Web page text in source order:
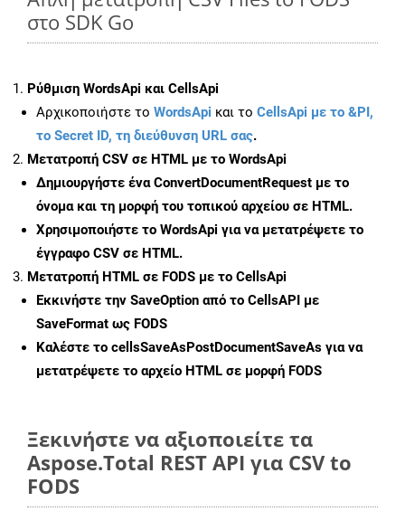
στο SDK Go
Ρύθμιση WordsApi και CellsApi
Αρχικοποιήστε το WordsApi και το CellsApi με το &PI,
το Secret ID, τη διεύθυνση URL σας.
Μετατροπή CSV σε HTML με το WordsApi
Δημιουργήστε έναConvertDocumentRequest με το
όνομα και τη μορφή του τοπικού αρχείου σε HTML.
Χρησιμοποιήστε το WordsApi για να μετατρέψετε το
έγγραφο CSV σε HTML.
Μετατροπή HTML σε FODS με το CellsApi
Εκκινήστε την SaveOption από το CellsAPI με
SaveFormat ως FODS
Καλέστε το cellsSaveAsPostDocumentSaveAs για να
μετατρέψετε το αρχείο HTML σε μορφή FODS
Ξεκινήστε να αξιοποιείτε τα
Aspose.Total REST API για CSV to
FODS